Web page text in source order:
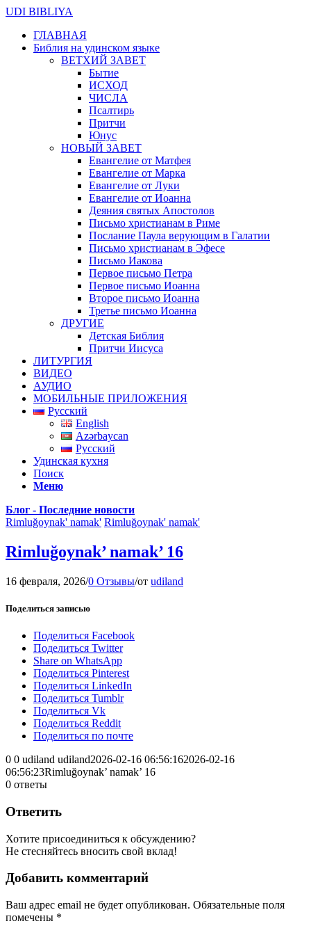
UDI BIBLIYA
ГЛАВНАЯ
Библия на удинском языке
ВЕТХИЙ ЗАВЕТ
Бытие
ИСХОД
ЧИСЛА
Псалтирь
Притчи
Юнус
НОВЫЙ ЗАВЕТ
Евангелие от Матфея
Евангелие от Марка
Евангелие от Луки
Евангелие от Иоанна
Деяния святых Апостолов
Письмо христианам в Риме
Послание Паула верующим в Галатии
Письмо христианам в Эфесе
Письмо Иакова
Первое письмо Петра
Первое письмо Иоанна
Второе письмо Иоанна
Третье письмо Иоанна
ДРУГИЕ
Детская Библия
Притчи Иисуса
ЛИТУРГИЯ
ВИДЕО
АУДИО
МОБИЛЬНЫЕ ПРИЛОЖЕНИЯ
Русский
English
Azərbaycan
Русский
Удинская кухня
Поиск
Меню
Блог - Последние новости
Rimluğoynak' namak' Rimluğoynak' namak'
Rimluğoynak’ namak’ 16
16 февраля, 2026/0 Отзывы/от udiland
Поделиться записью
Поделиться Facebook
Поделиться Twitter
Share on WhatsApp
Поделиться Pinterest
Поделиться LinkedIn
Поделиться Tumblr
Поделиться Vk
Поделиться Reddit
Поделиться по почте
0 0 udiland udiland2026-02-16 06:56:162026-02-16
06:56:23Rimluğoynak’ namak’ 16
0 ответы
Ответить
Хотите присоединиться к обсуждению?
Не стесняйтесь вносить свой вклад!
Добавить комментарий
Ваш адрес email не будет опубликован. Обязательные поля
помечены *